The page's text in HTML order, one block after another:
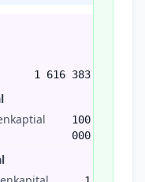
1 616 383
100
000